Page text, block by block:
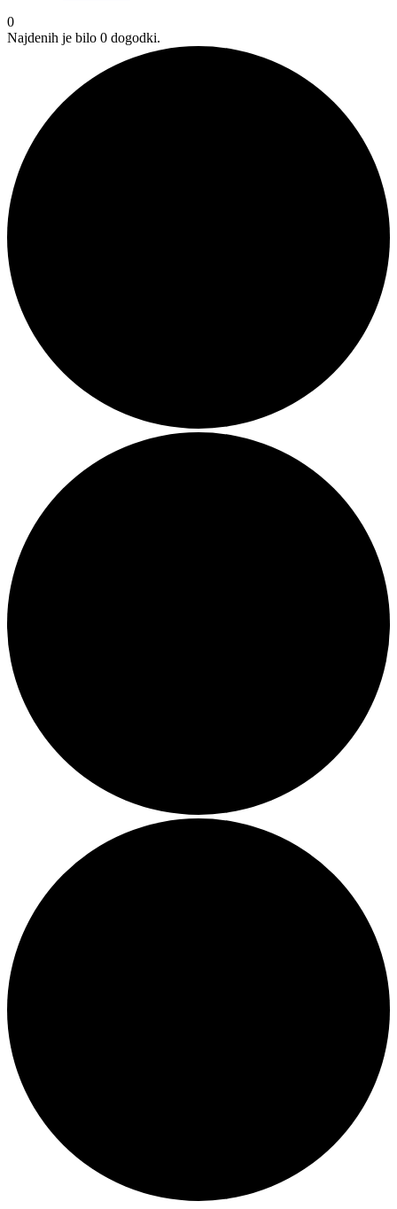
0
Najdenih je bilo 0 dogodki.